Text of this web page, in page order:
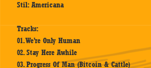
Stil: Americana
Tracks:
01. We’re Only Human
02. Stay Here Awhile
03. Progress Of Man (Bitcoin & Cattle)